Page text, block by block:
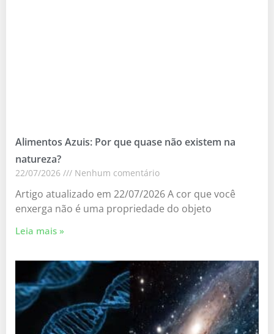
Alimentos Azuis: Por que quase não existem na
natureza?
22/07/2026 Nenhum comentário
Artigo atualizado em 22/07/2026 A cor que você
enxerga não é uma propriedade do objeto
Leia mais »